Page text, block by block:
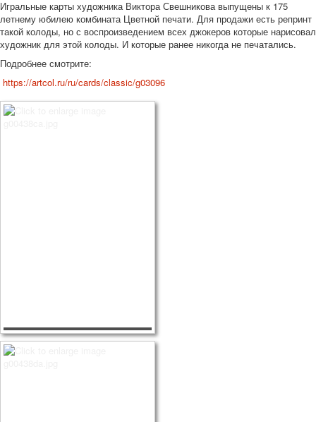
Игральные карты художника Виктора Свешникова выпущены к 175
летнему юбилею комбината Цветной печати. Для продажи есть репринт
такой колоды, но с воспроизведением всех джокеров которые нарисовал
художник для этой колоды. И которые ранее никогда не печатались.
Подробнее смотрите:
https://artcol.ru/ru/cards/classic/g03096